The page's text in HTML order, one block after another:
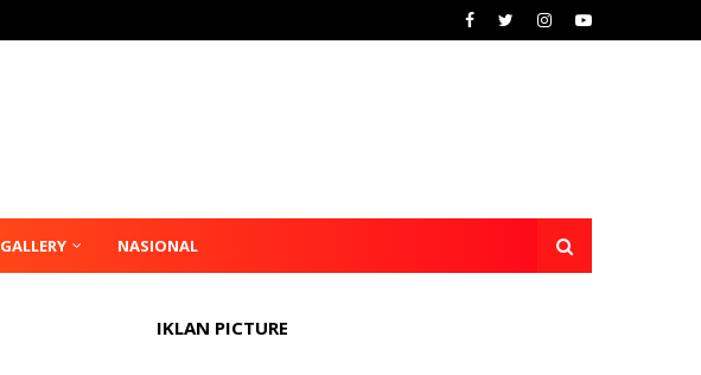
GALLERY NASIONAL
IKLAN PICTURE